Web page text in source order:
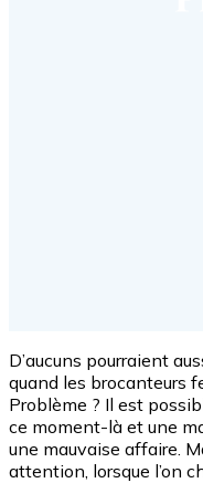
D’aucuns pourraient
quand les brocanteurs
Problème ? Il est
ce moment-là et une
une mauvaise affaire.
attention, lorsque l’on